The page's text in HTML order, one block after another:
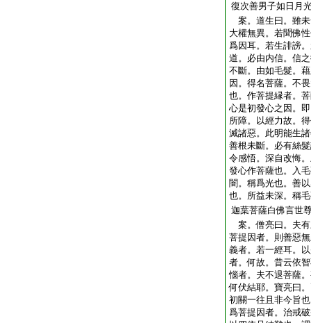
復次善男子如日月
案。道生曰。雖
大權無異。若聞佛
爲因耳。若生誹謗
道。必由内信。信
不斷。由如毛髮。
因。得名菩薩。不
也。作菩提縁者。
心是初發心之因。
所障。以經力故。
滅諸惡。此明能生
善根未斷。必有絲
令感悟。深自改悔
發心作菩薩也。入
闇。稱爲光也。善
也。所益未深。稱
迦葉菩薩白佛言世
案。僧亮曰。夫
菩提因者。則善惡
義者。若一經耳。
者。何故。昔云依
惱者。夫不退菩薩
何伏結耶。寶亮曰
初關一往且非今旨
爲菩提因者。治戒